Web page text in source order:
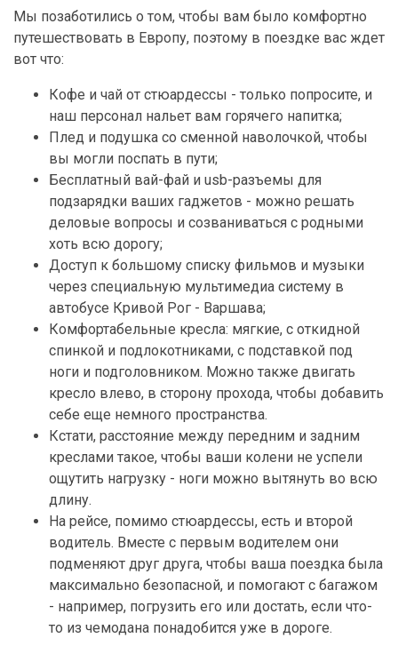
Мы позаботились о том, чтобы вам было комфортно
путешествовать в Европу, поэтому в поездке вас ждет
вот что:
Кофе и чай от стюардессы - только попросите, и
наш персонал нальет вам горячего напитка;
Плед и подушка со сменной наволочкой, чтобы
вы могли поспать в пути;
Бесплатный вай-фай и usb-разъемы для
подзарядки ваших гаджетов - можно решать
деловые вопросы и созваниваться с родными
хоть всю дорогу;
Доступ к большому списку фильмов и музыки
через специальную мультимедиа систему в
автобусе Кривой Рог - Варшава;
Комфортабельные кресла: мягкие, с откидной
спинкой и подлокотниками, с подставкой под
ноги и подголовником. Можно также двигать
кресло влево, в сторону прохода, чтобы добавить
себе еще немного пространства.
Кстати, расстояние между передним и задним
креслами такое, чтобы ваши колени не успели
ощутить нагрузку - ноги можно вытянуть во всю
длину.
На рейсе, помимо стюардессы, есть и второй
водитель. Вместе с первым водителем они
подменяют друг друга, чтобы ваша поездка была
максимально безопасной, и помогают с багажом
- например, погрузить его или достать, если что-
то из чемодана понадобится уже в дороге.